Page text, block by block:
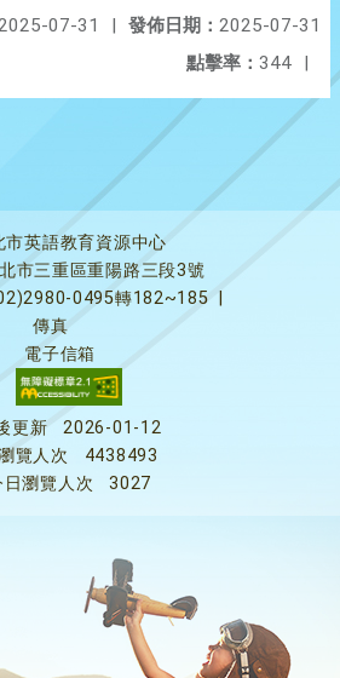
發佈日期： 2025-07-31
07-31
|
點擊率： 344 |
市英語教育資源中心
市三重區重陽路三段3號
0495轉182~185
傳真
電子信箱
更新
2026-01-12
覽人次
4438493
日瀏覽人次
3027